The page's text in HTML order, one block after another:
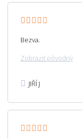
Bezva.
Zobraziť pôvodný
JIŘÍ J